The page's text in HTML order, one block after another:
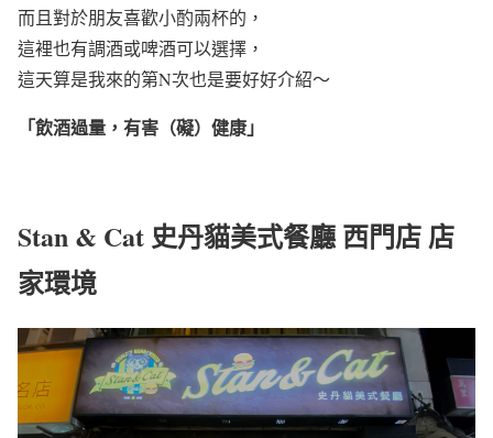
而且對於朋友喜歡小酌兩杯的，
這裡也有調酒或啤酒可以選擇，
這天算是我來的第N次也是要好好介紹～
「飲酒過量，有害（礙）健康」
Stan & Cat 史丹貓美式餐廳 西門店 店
家環境